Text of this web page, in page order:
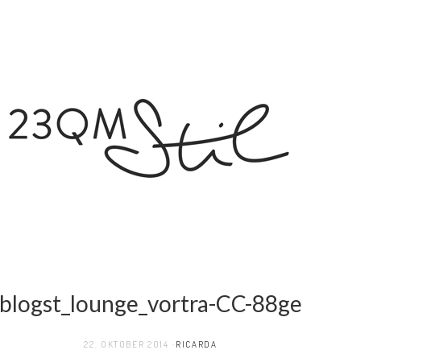
blogst_lounge_vortra-CC-88ge
22. OKTOBER 2014 RICARDA